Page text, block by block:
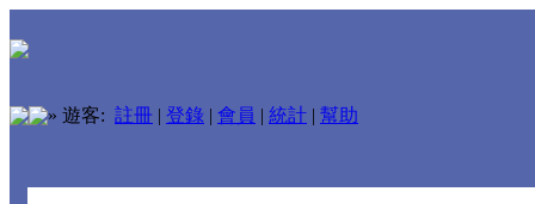
» 遊客: 註冊 | 登錄 | 會員 | 統計 | 幫助